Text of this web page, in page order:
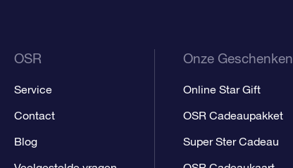
OSR
Service
Contact
Blog
Onze Geschenken
Online Star Gift
OSR Cadeaupakket
Super Ster Cadeau